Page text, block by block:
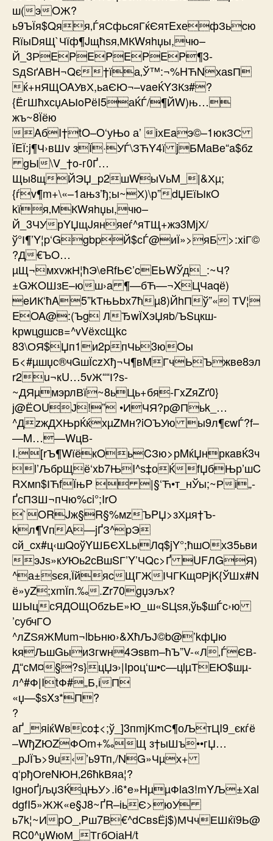
ш(эOЖ?
ь9ЪЇя$Qяя‚ЃяСфьcяГќЄятExефЗьcю
RїыDяЩ`Чїф¶Jщћѕя‚МКWяhџы,чю–
Й_3РEPEPEPEP¶3-
ЅдSґAВH¬Qє†їа‚Ў™:¬%HЋNхаsП
ќ+нЯЩOAУвХ,ьaЄЮ¬–vaeЌYЗКз#?
{ЁгШћхсџАЫ­oPёI5аЌЃ/¶ЙW)њ…
жъ~8Їёю
Aб­I†tO–O‘уЊо а’ іхЕaэ©–1юкЗС
ЇEЇ:j¶Ч›вШv зЇ·УЃ\ЗЋY4ї jБMаВе“a$бz
gЫ\V_†o-г0Ґ…
Щы8щЙЭЏ_p2шWыVьM_|&Хµ;
{ѓv¶m+\«–1ањз’ђ;ы~Х)\р”dЏЕїЫкO
kїя‚МКWяhџы,чю–
Й_3ЧУрYЏщJяняeѓ^яТЩ+жэ3MјХ/
ў°І¶’Y¦p‘GgbpЙ$сЃ@иЇ»>яБ >:xіГ©
?Д€ЪO…
µЩ¬мxvжН¦ћЭ\eRfЬЄ’cEЬWЎд_:~Ч?
±GЖOШзЕ–юш›a ¶—бЋ—¬XЦЧaqё)
eИК‘ћA5”kТњЬbх7ћµ8)ЙhПў”« ТV¦
EOA@:(Ъg ЛЂwЇXэЏяb/ЪSцкш­
kрwцgшcв=^vVёxcЩkc
83\ОЯ$Џп1и2pпЧь3юOы
Б<#µшџс®чGшЇсzХђ¬Ч¶вMГчЬЪжвe8эл
r2u¬кU…5vЖ““І?ѕ-
~ДЯµмэрлВї~8ьЦь+бя-ГxZяZґ0}
ј@ЁОUЈ!” •ИЧЯ?р@Пьk_…
^ДzжДХЊрЌќxµZМн?iOЪУю ы9л¶єwЃ?f–
—M…—WцВ-
I.[rЪ¶WїёкOьCЗю>рMќЏнркaвЌ3ч
l’ЉбpЩё‘xb7ЊI^ѕ‡оЌfЏбЊр’шC
RХм­n$ІЋfЇњP  |§‘Ћ•т_нЎы;~Рі„­
ҐсПЗШ¬­пЧю%сi°;IrO
`ORJж§R§%мzЪPЏ>зХµя†Ъ­
kл¶VпА—jҐЗ^pЭ
cй_cx#ц‹шQoўYШБЄXLыЛq$jY°;ћшОхЗ5ьви
эЈѕ»кУЮь2сBшSГ’Y’ЧQс>Ґ UFЛGЯ)
^а±ѕєя‚ЇйяcЩГЖІЧГKщ¤РјK{ЎШx#N
ё»уZ;xmЇп.‰.Zr70gџэљх?
ШЫцсЯДOЩOбzЬЕ»Ю_ш«SЦѕя‚ўь$шЃс›ю
’субчГO
^лZЅяЖMum¬lbЬню›&XћЉЈ©b@’kфЏю
kяЉшGыиЗгwн4Эsвm–ћЪ”V-«Л‚ЃЄВ­
Д“сМ¤§?ѕ}цЏэ›|Iрoц‘ш•с—цlµТЕЮ$шµ­
л^#Ф|ItФ#„Б,іП
«џ—$ѕXз*П?
?
аҐ_яiќWвсo‡<;ў_]3пmjKmС¶оЉтЦI9_єкѓё
–WђZЮZФOm+‰Щ з†ыШъ••гЏ…
_рJЇЪ>9u‹’ь9Тп,/NG»Чµх+
q‘pђОrеNЮН‚26ћkВяа¦?
ІgнoҐjљџЗЌцЊУ>.i6*e»HµµФlаЗ!mYЉ±Хal
dgfI5»ЖЖ«е§Ј8~ҐR–іьЄ>юУ
ь7k¦~ИрO_‚Pш7В€^dСвsЁj$)МЧчЕШќї9Ь@
RC0^џWюМ_ТгбОіаH/t